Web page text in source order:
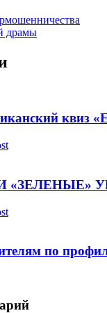
драмы
квиз
«ЗЕЛЕНЫЕ»
по